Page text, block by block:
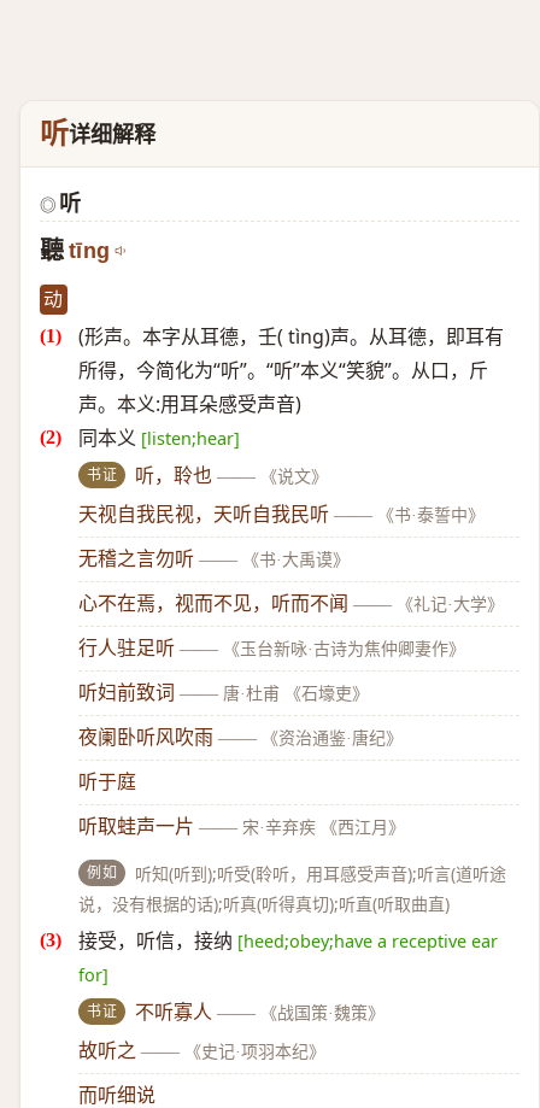
听详细解释
◎ 听
聽 tīng
动
(形声。本字从耳德，壬( tìng)声。从耳德，即耳有
所得，今简化为“听”。“听”本义“笑貌”。从口，斤
声。本义:用耳朵感受声音)
同本义 [listen;hear]
书证 听，聆也 —— 《说文》
天视自我民视，天听自我民听 —— 《书·泰誓中》
无稽之言勿听 —— 《书·大禹谟》
心不在焉，视而不见，听而不闻 —— 《礼记·大学》
行人驻足听 —— 《玉台新咏·古诗为焦仲卿妻作》
听妇前致词 —— 唐·杜甫 《石壕吏》
夜阑卧听风吹雨 —— 《资治通鉴·唐纪》
听于庭
听取蛙声一片 —— 宋·辛弃疾 《西江月》
例如
听知(听到);听受(聆听，用耳感受声音);听言(道听途
说，没有根据的话);听真(听得真切);听直(听取曲直)
接受，听信，接纳 [heed;obey;have a receptive ear
for]
书证 不听寡人 —— 《战国策·魏策》
故听之 —— 《史记·项羽本纪》
而听细说